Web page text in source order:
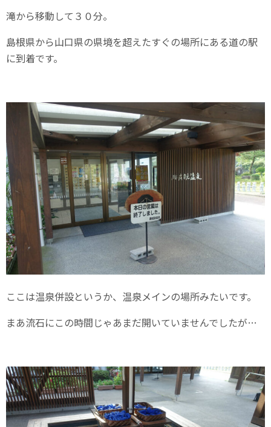
滝から移動して３０分。
島根県から山口県の県境を超えたすぐの場所にある道の駅
に到着です。
ここは温泉併設というか、温泉メインの場所みたいです。
まあ流石にこの時間じゃあまだ開いていませんでしたが…